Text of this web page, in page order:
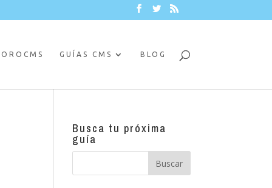
GUÍAS CMS BLOG
Busca tu próxima
guía